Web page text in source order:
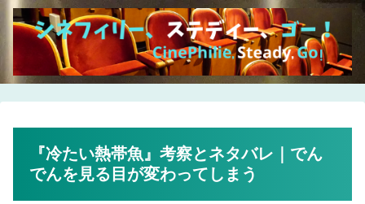
『冷たい熱帯魚』考察とネタバレ｜でん
でんを見る目が変わってしまう